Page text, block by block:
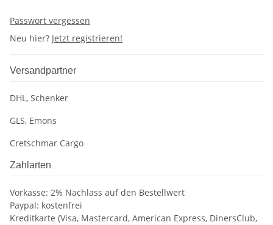
Passwort vergessen
Neu hier? Jetzt registrieren!
Versandpartner
DHL, Schenker
GLS, Emons
Cretschmar Cargo
Zahlarten
Vorkasse: 2% Nachlass auf den Bestellwert
Paypal: kostenfrei
Kreditkarte (Visa, Mastercard, American Express, DinersClub,